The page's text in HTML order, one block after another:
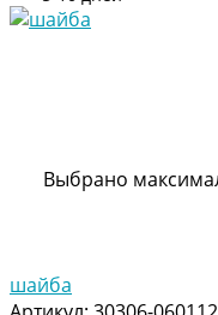
Выбрано
шайба